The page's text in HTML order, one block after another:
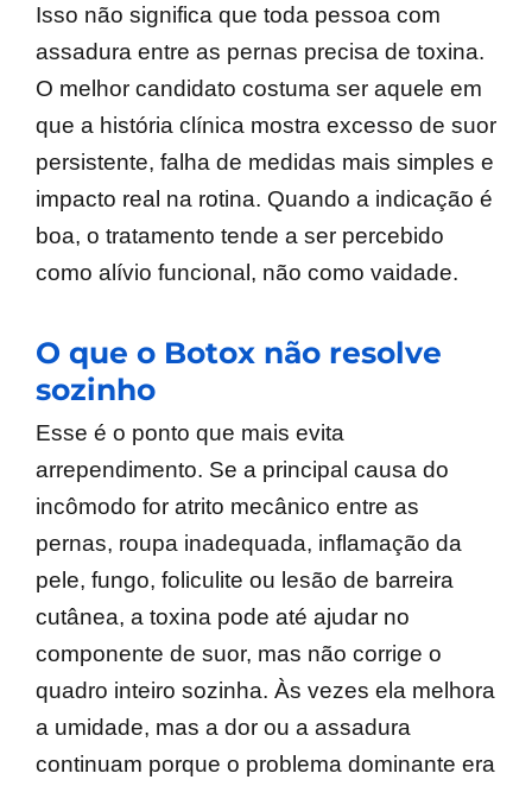
Isso não significa que toda pessoa com
assadura entre as pernas precisa de toxina.
O melhor candidato costuma ser aquele em
que a história clínica mostra excesso de suor
persistente, falha de medidas mais simples e
impacto real na rotina. Quando a indicação é
boa, o tratamento tende a ser percebido
como alívio funcional, não como vaidade.
O que o Botox não resolve
sozinho
Esse é o ponto que mais evita
arrependimento. Se a principal causa do
incômodo for atrito mecânico entre as
pernas, roupa inadequada, inflamação da
pele, fungo, foliculite ou lesão de barreira
cutânea, a toxina pode até ajudar no
componente de suor, mas não corrige o
quadro inteiro sozinha. Às vezes ela melhora
a umidade, mas a dor ou a assadura
continuam porque o problema dominante era